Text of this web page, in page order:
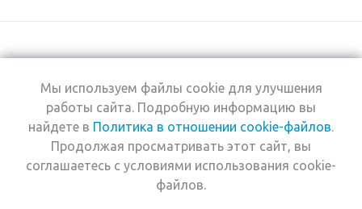
+7 (495) 969-0950
2026 © Интернет-
магазин Estel
Компания
Информация
Помощь
Мы используем файлы cookie для улучшения
работы сайта. Подробную информацию вы
найдете в Политика в отношении cookie-файлов.
Продолжая просматривать этот сайт, вы
соглашаетесь с условиями использования cookie-
файлов.